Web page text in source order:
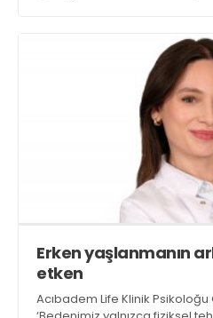
Erken yaşlanmanın
etken
Acıbadem Life Klinik Psikoloğu